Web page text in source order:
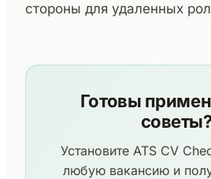
стороны для удаленных
Готовы
Установите ATS CV
любую вакансию и